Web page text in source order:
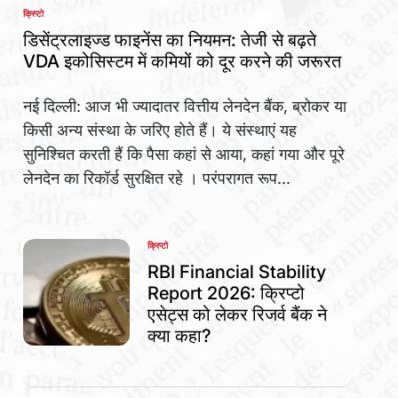
POSTED
IN
क्रिप्टो
डिसेंट्रलाइज्ड फाइनेंस का नियमन: तेजी से बढ़ते
VDA इकोसिस्टम में कमियों को दूर करने की जरूरत
नई दिल्ली: आज भी ज्यादातर वित्तीय लेनदेन बैंक, ब्रोकर या
किसी अन्य संस्था के जरिए होते हैं। ये संस्थाएं यह
सुनिश्चित करती हैं कि पैसा कहां से आया, कहां गया और पूरे
लेनदेन का रिकॉर्ड सुरक्षित रहे । परंपरागत रूप...
POSTED
IN
क्रिप्टो
RBI Financial Stability
Report 2026: क्रिप्टो
एसेट्स को लेकर रिजर्व बैंक ने
क्या कहा?